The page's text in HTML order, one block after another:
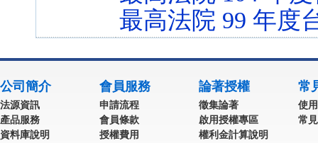
最高法院 99 年度
公司簡介
法源資訊
產品服務
資料庫說明
會員服務
申請流程
會員條款
授權費用
論著授權
徵集論著
啟用授權專區
權利金計算說明
常
使
常